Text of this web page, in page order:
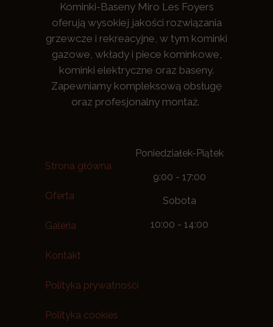
Kominki-Baseny Miro Les Foyers
oferują wysokiej jakości rozwiązania
grzewcze i rekreacyjne, w tym kominki
gazowe, wkłady i piece kominkowe,
kominki elektryczne oraz baseny.
Zapewniamy kompleksową obsługę
oraz profesjonalny montaż.
Strona główna
Oferta
Galeria
Kontakt
Polityka prywatności
Polityka cookies
Poniedziałek-Piątek
9:00 - 17:00
Sobota
10:00 - 14:00